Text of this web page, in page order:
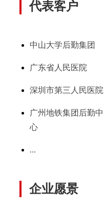
代表客户
中山大学后勤集团
广东省人民医院
深圳市第三人民医院
广州地铁集团后勤中
心
...
企业愿景